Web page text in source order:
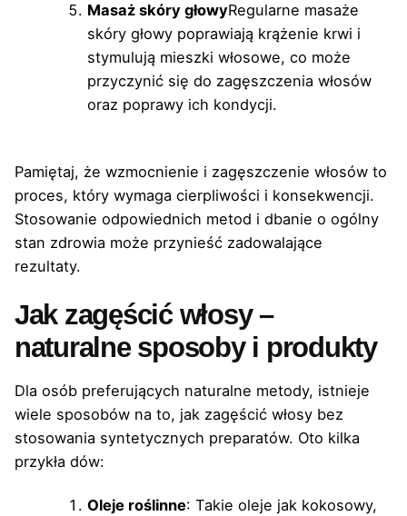
Masaż skóry głowyRegularne masaże
skóry głowy poprawiają krążenie krwi i
stymulują mieszki włosowe, co może
przyczynić się do zagęszczenia włosów
oraz poprawy ich kondycji.
Pamiętaj, że wzmocnienie i zagęszczenie włosów to
proces, który wymaga cierpliwości i konsekwencji.
Stosowanie odpowiednich metod i dbanie o ogólny
stan zdrowia może przynieść zadowalające
rezultaty.
Jak zagęścić włosy –
naturalne sposoby i produkty
Dla osób preferujących naturalne metody, istnieje
wiele sposobów na to, jak zagęścić włosy bez
stosowania syntetycznych preparatów. Oto kilka
przykła dów:
Oleje roślinne: Takie oleje jak kokosowy,